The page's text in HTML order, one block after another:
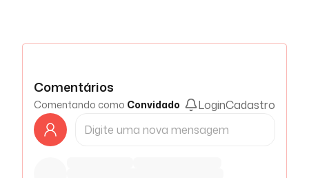
Comentários
Comentando como Convidado LoginCadastro